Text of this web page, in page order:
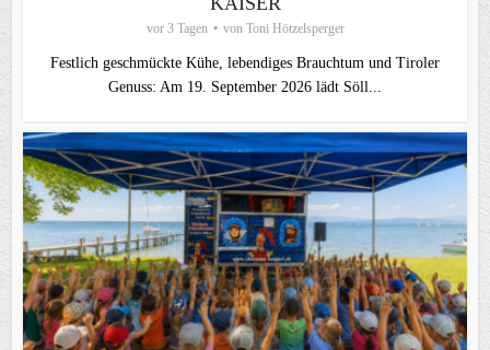
vor 3 Tagen von Toni Hötzelsperger
Festlich geschmückte Kühe, lebendiges Brauchtum und Tiroler
Genuss: Am 19. September 2026 lädt Söll...